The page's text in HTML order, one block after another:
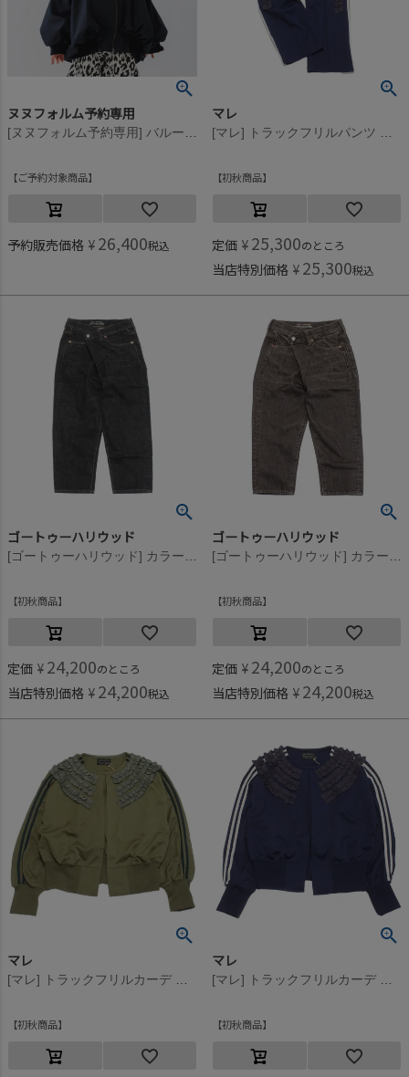
ヌヌフォルム予約専用
ご予約対象商品
予約販売価格 ¥ 26,400税込
マレ
初秋商品
定価 ¥ 25,300のところ
当店特別価格 ¥ 25,300税込
ゴートゥーハリウッド
初秋商品
定価 ¥ 24,200のところ
当店特別価格 ¥ 24,200税込
ゴートゥーハリウッド
初秋商品
定価 ¥ 24,200のところ
当店特別価格 ¥ 24,200税込
マレ
初秋商品
マレ
初秋商品